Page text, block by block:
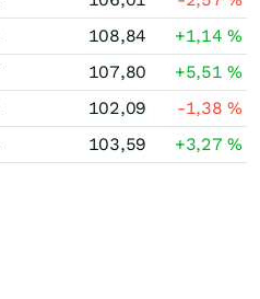
108,84 +1,14%
107,80 +5,51%
102,09 -1,38%
103,59 +3,27%